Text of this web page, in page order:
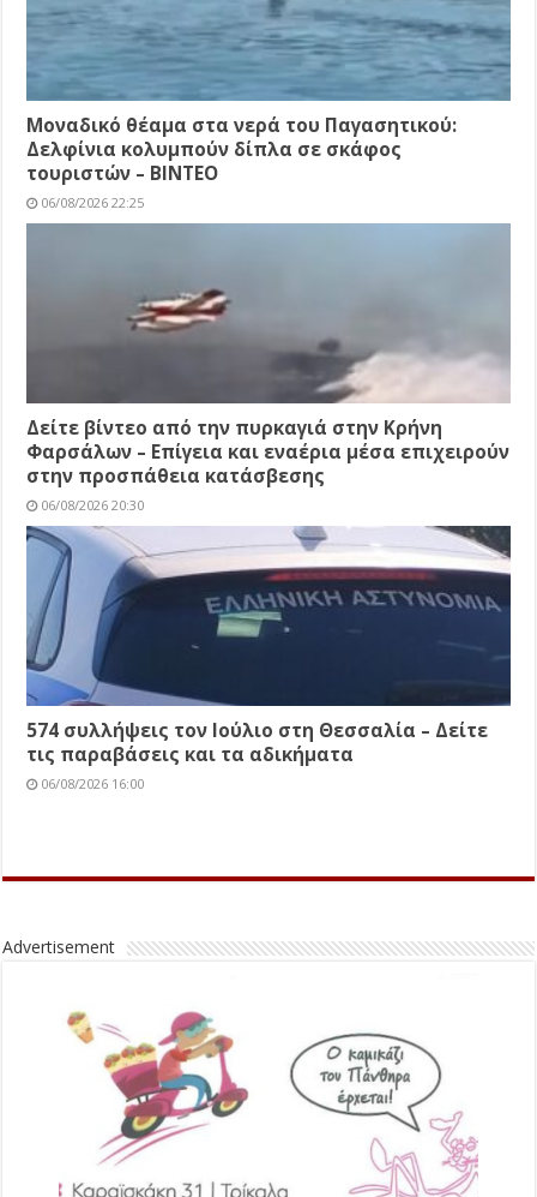
Μοναδικό θέαμα στα νερά του Παγασητικού:
Δελφίνια κολυμπούν δίπλα σε σκάφος
τουριστών – ΒΙΝΤΕΟ
06/08/2026 22:25
Δείτε βίντεο από την πυρκαγιά στην Κρήνη
Φαρσάλων – Επίγεια και εναέρια μέσα επιχειρούν
στην προσπάθεια κατάσβεσης
06/08/2026 20:30
574 συλλήψεις τον Ιούλιο στη Θεσσαλία – Δείτε
τις παραβάσεις και τα αδικήματα
06/08/2026 16:00
Advertisement